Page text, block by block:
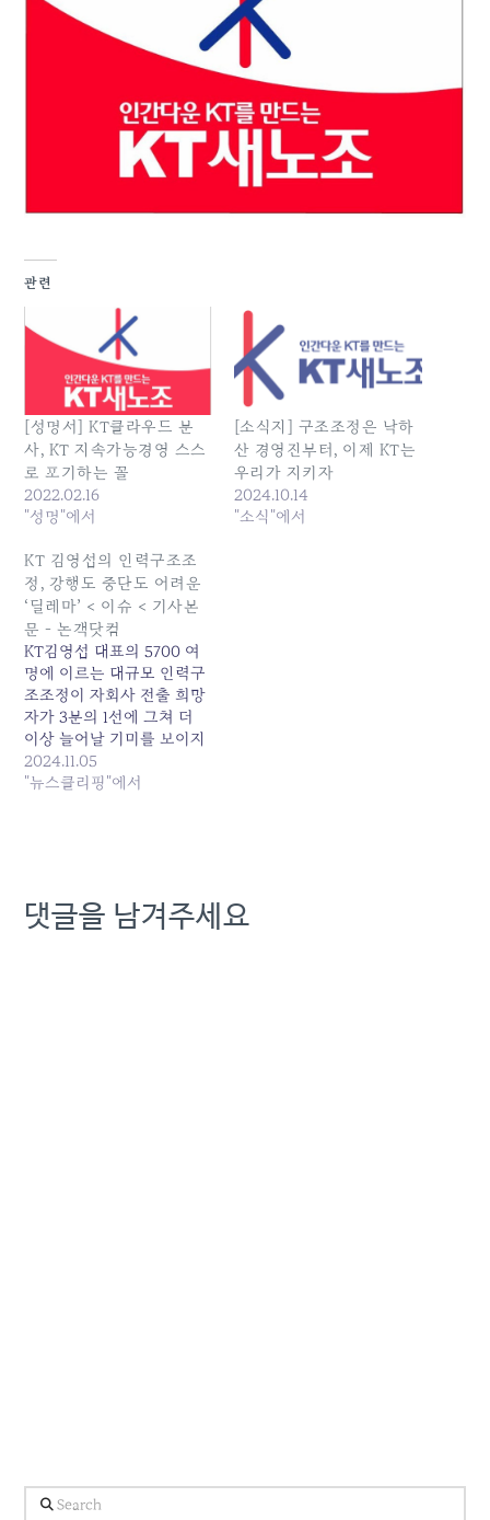
관련
[성명서] KT클라우드 분
사, KT 지속가능경영 스스
로 포기하는 꼴
2022.02.16
"성명"에서
[소식지] 구조조정은 낙하
산 경영진부터, 이제 KT는
우리가 지키자
2024.10.14
"소식"에서
KT 김영섭의 인력구조조
정, 강행도 중단도 어려운
‘딜레마’ < 이슈 < 기사본
문 - 논객닷컴
KT김영섭 대표의 5700 여
명에 이르는 대규모 인력구
조조정이 자회사 전출 희망
자가 3분의 1선에 그쳐 더
이상 늘어날 기미를 보이지
않는 가운데 직원들의 반발
은 더욱 거세지면서 난관에
정카드를 꺼내들었다가 직
원들의 강한 반발에 부닥쳐
2024.11.05
"뉴스클리핑"에서
댓글을 남겨주세요
Search